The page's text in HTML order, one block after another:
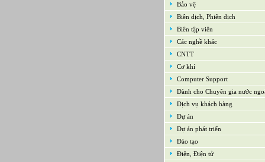
16-09-2022
Chuyên viên CNTT /Bộ phận Hỗ
Hệ thống
16-09-2022
Trưởng bộ phận Kho
Bảo vệ
Biên dịch, Phiên dịch
Biên tập viên
Các nghề khác
CNTT
Cơ khí
Computer Support
Dành cho Chuyên gia nước
Dịch vụ khách hàng
Dự án
Dự án phát triển
Đào tạo
Điện, Điện tử